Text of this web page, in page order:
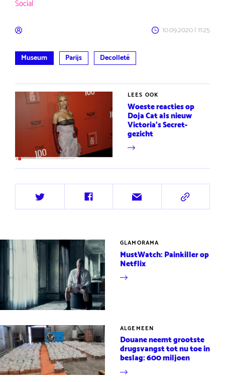
Social
10.09.2020 | 11:25
Museum Parijs Decolleté
LEES OOK
Woeste reacties op
Doja Cat als nieuw
Victoria's Secret-
gezicht
Deel
op
Deel
op
Deel
via
Deel
via
GLAMORAMA
MustWatch: Painkiller op
Netflix
ALGEMEEN
Douane neemt grootste
drugsvangst tot nu toe in
beslag: 600 miljoen